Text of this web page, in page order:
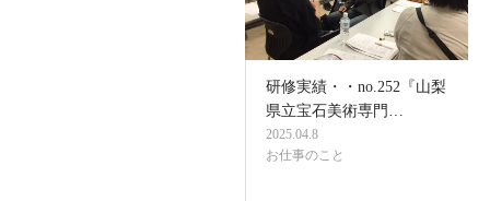
研修実績・・no.252『山梨
県立宝石美術専門…
2025.04.8
お仕事のこと